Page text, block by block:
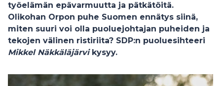
työelämän epävarmuutta ja pätkätöitä.
Olikohan Orpon puhe Suomen ennätys siinä,
miten suuri voi olla puoluejohtajan puheiden ja
tekojen välinen ristiriita? SDP:n puoluesihteeri
Mikkel Näkkäläjärvikysyy.